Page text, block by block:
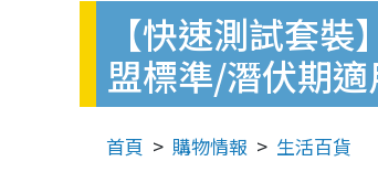
【快速測試套
盟標準/潛伏期適
首頁 購物情報 生活百貨